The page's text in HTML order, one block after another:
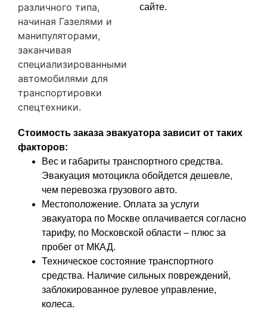
различного типа,
начиная Газелями и
манипуляторами,
заканчивая
специализированными
автомобилями для
транспортировки
спецтехники.
сайте.
Стоимость заказа эвакуатора зависит от таких
факторов:
Вес и габариты транспортного средства.
Эвакуация мотоцикла обойдется дешевле,
чем перевозка грузового авто.
Местоположение. Оплата за услуги
эвакуатора по Москве оплачивается согласно
тарифу, по Московской области – плюс за
пробег от МКАД.
Техническое состояние транспортного
средства. Наличие сильных повреждений,
заблокированное рулевое управление,
колеса.